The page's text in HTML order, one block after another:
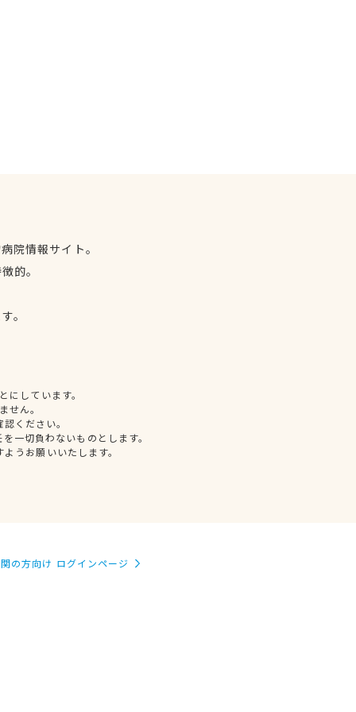
院情報サイト。
的。
。
しています。
せん。
ください。
一切負わないものとします。
うお願いいたします。
の方向け ログインページ